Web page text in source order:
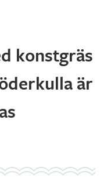
konstgräs
är